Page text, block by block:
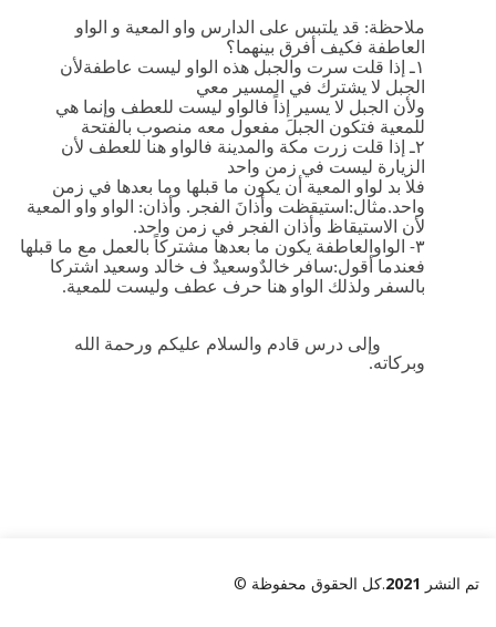
ملاحظة: قد يلتبس على الدارس واو المعية و الواو
العاطفة فكيف أفرق بينهما؟
١ـ إذا قلت سرت والجبل هذه الواو ليست عاطفةلأن
الجبل لا يشترك في المسير معي
ولأن الجبل لا يسير إذاً فالواو ليست للعطف وإنما هي
للمعية فتكون الجبلَ مفعول معه منصوب بالفتحة
٢ـ إذا قلت زرت مكة والمدينة فالواو هنا للعطف لأن
الزيارة ليست في زمن واحد
فلا بد لواو المعية أن يكون ما قبلها وما بعدها في زمن
واحد.مثال:استيقظت وأذانَ الفجر. وأذان: الواو واو المعية
لأن الاستيقاظ وأذان الفجر في زمن واحد.
٣- الواوالعاطفة يكون ما بعدها مشتركاً بالعمل مع ما قبلها
فعندما أقول:سافر خالدٌوسعيدٌ ف خالد وسعيد اشتركا
بالسفر ولذلك الواو هنا حرف عطف وليست للمعية.
وإلى درس قادم والسلام عليكم ورحمة الله
وبركاته.
© تم النشر 2021.كل الحقوق محفوظة